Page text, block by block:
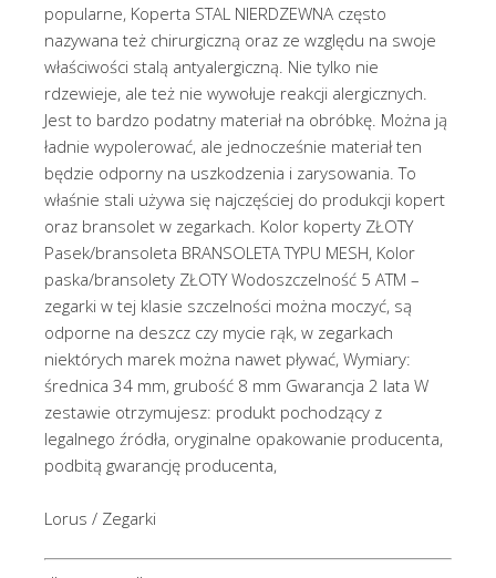
popularne, Koperta STAL NIERDZEWNA często
nazywana też chirurgiczną oraz ze względu na swoje
właściwości stalą antyalergiczną. Nie tylko nie
rdzewieje, ale też nie wywołuje reakcji alergicznych.
Jest to bardzo podatny materiał na obróbkę. Można ją
ładnie wypolerować, ale jednocześnie materiał ten
będzie odporny na uszkodzenia i zarysowania. To
właśnie stali używa się najczęściej do produkcji kopert
oraz bransolet w zegarkach. Kolor koperty ZŁOTY
Pasek/bransoleta BRANSOLETA TYPU MESH, Kolor
paska/bransolety ZŁOTY Wodoszczelność 5 ATM –
zegarki w tej klasie szczelności można moczyć, są
odporne na deszcz czy mycie rąk, w zegarkach
niektórych marek można nawet pływać, Wymiary:
średnica 34 mm, grubość 8 mm Gwarancja 2 lata W
zestawie otrzymujesz: produkt pochodzący z
legalnego źródła, oryginalne opakowanie producenta,
podbitą gwarancję producenta,
Lorus / Zegarki